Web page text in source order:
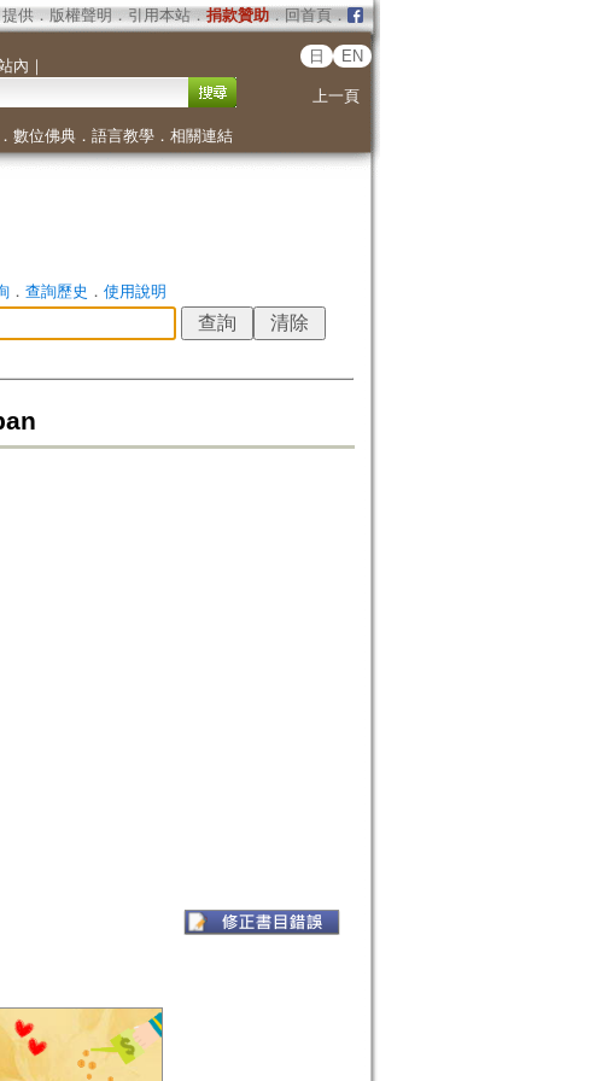
供． 版權聲明 ． 引用本站． 捐款贊助．回首頁．
內 ｜
日 EN
上一頁
． 數位佛典． 語言教學． 相關連結
． 查詢歷史 ． 使用說明